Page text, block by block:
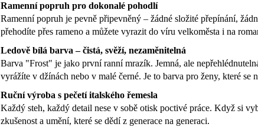
Ramenní popruh pro dokonalé pohodlí
Ramenní popruh je pevně připevněný – žádné složité přepínání,
přehodíte přes rameno a můžete vyrazit do víru velkoměsta i na
Ledově bílá barva – čistá, svěží, nezaměnitelná
Barva "Frost" je jako první ranní mrazík. Jemná, ale
vyrážíte v džínách nebo v malé černé. Je to barva pro ženy, které se
Ruční výroba s pečetí italského řemesla
Každý steh, každý detail nese v sobě otisk poctivé práce. Když si
zkušenost a umění, které se dědí z generace na generaci.